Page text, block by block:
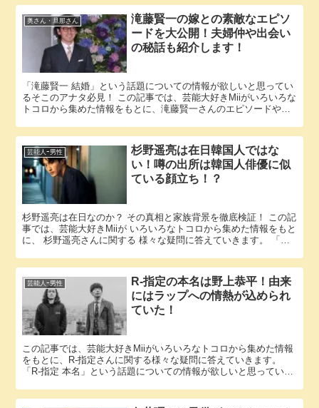
奥さん・旦那さん
滝藤賢一の嫁との素敵なエピソ
ードを大公開！夫婦仲や出会い
の秘話も紹介します！
「滝藤賢一 結婚」という話題についての情報が欲しいと思ってい
るそこのアナタ必見！ この記事では、芸能大好きMiiがいろいろな
トコロから集めた情報をもとに、滝藤賢一さんのエピソードやパ
芸能人ｰ男性
杉野遥亮は在日韓国人ではな
い！噂の出所は韓国人俳優に似
ている顔立ち！？
杉野遥亮は在日なのか？ その真相と家族背景を徹底検証！ この記
事では、芸能大好きMiiが いろいろなトコロから集めた情報をもと
に、 杉野遥亮さんに関する 様々な疑問に答えていきます。 「杉
芸能人ｰ男性
R-指定の本名は野上恭平！由来
にはラップへの情熱が込められ
ていた！
この記事では、芸能大好きMiiがいろいろなトコロから集めた情報
をもとに、R-指定さんに関する様々な疑問に答えていきます。
「R-指定 本名」という話題についての情報が欲しいと思っている